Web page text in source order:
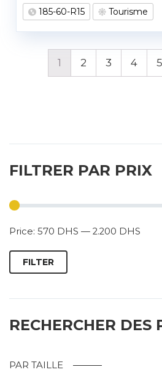
185-60-R15 Tourisme
1 2 3 4 5
FILTRER PAR PRIX
FILTER
Price: 570 DHS — 2.200 DHS
RECHERCHER DES
PAR TAILLE